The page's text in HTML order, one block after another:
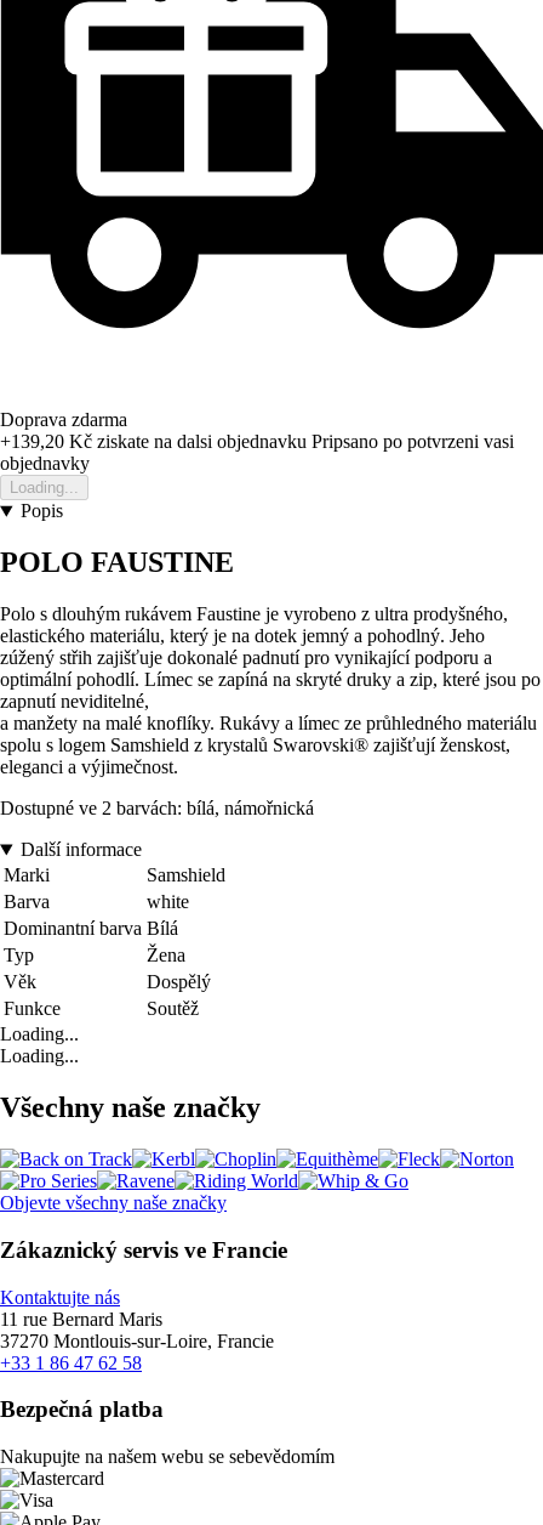
Doprava zdarma
+139,20 Kč ziskate na dalsi objednavku Pripsano po potvrzeni vasi
objednavky
Loading...
Popis
POLO FAUSTINE
Polo s dlouhým rukávem Faustine je vyrobeno z ultra prodyšného,
elastického materiálu, který je na dotek jemný a pohodlný. Jeho
zúžený střih zajišťuje dokonalé padnutí pro vynikající podporu a
optimální pohodlí. Límec se zapíná na skryté druky a zip, které jsou po
zapnutí neviditelné,
a manžety na malé knoflíky. Rukávy a límec ze průhledného materiálu
spolu s logem Samshield z krystalů Swarovski® zajišťují ženskost,
eleganci a výjimečnost.
Dostupné ve 2 barvách: bílá, námořnická
Další informace
Marki
Samshield
Barva
white
Dominantní barva Bílá
Typ
Žena
Věk
Dospělý
Funkce
Soutěž
Loading...
Loading...
Všechny naše značky
Objevte všechny naše značky
Zákaznický servis ve Francie
Kontaktujte nás
11 rue Bernard Maris
37270 Montlouis-sur-Loire, Francie
+33 1 86 47 62 58
Bezpečná platba
Nakupujte na našem webu se sebevědomím